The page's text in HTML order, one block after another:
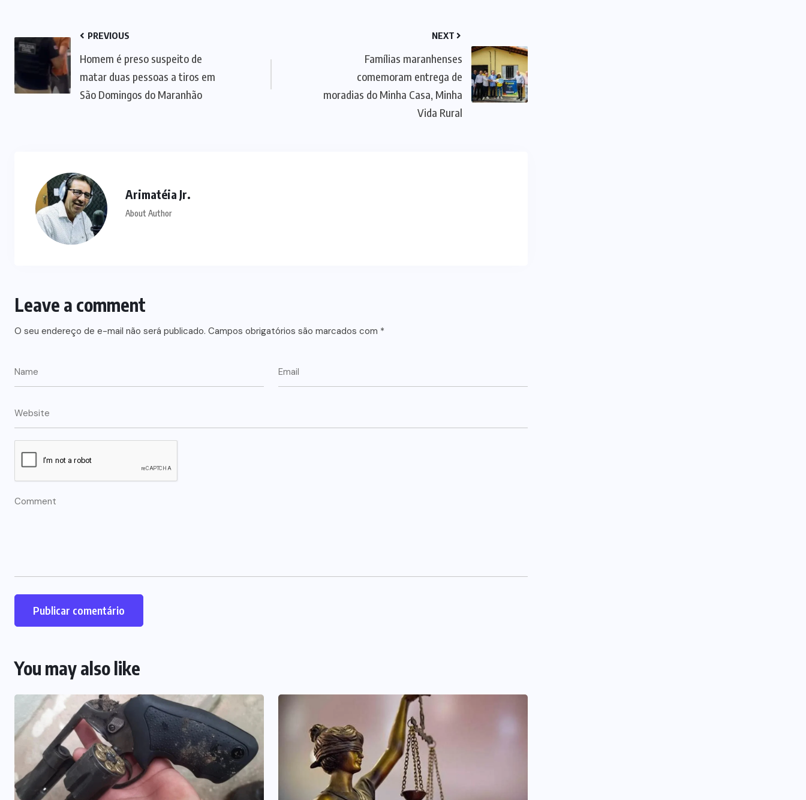
PREVIOUS
Homem é preso suspeito de
matar duas pessoas a tiros em
São Domingos do Maranhão
NEXT
Famílias maranhenses
comemoram entrega de
moradias do Minha Casa, Minha
Vida Rural
Arimatéia Jr.
About Author
Leave a comment
O seu endereço de e-mail não será publicado. Campos obrigatórios são marcados com *
You may also like